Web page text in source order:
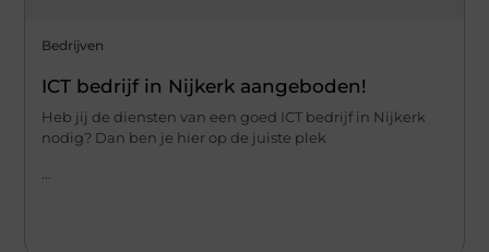
Bedrijven
ICT bedrijf in Nijkerk aangeboden!
Heb jij de diensten van een goed ICT bedrijf in Nijkerk
nodig? Dan ben je hier op de juiste plek